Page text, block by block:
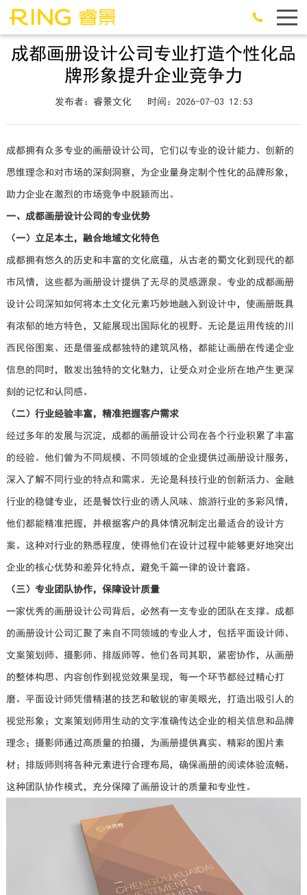
成都画册设计公司专业打造个性化品
牌形象提升企业竞争力
发布者：睿景文化 时间：2026-07-03 12:53
成都拥有众多专业的画册设计公司，它们以专业的设计能力、创新的
思维理念和对市场的深刻洞察，为企业量身定制个性化的品牌形象，
助力企业在激烈的市场竞争中脱颖而出。
一、成都画册设计公司的专业优势
（一）立足本土，融合地域文化特色
成都拥有悠久的历史和丰富的文化底蕴，从古老的蜀文化到现代的都
市风情，这些都为画册设计提供了无尽的灵感源泉。专业的成都画册
设计公司深知如何将本土文化元素巧妙地融入到设计中，使画册既具
有浓郁的地方特色，又能展现出国际化的视野。无论是运用传统的川
西民俗图案、还是借鉴成都独特的建筑风格，都能让画册在传递企业
信息的同时，散发出独特的文化魅力，让受众对企业所在地产生更深
刻的记忆和认同感。
（二）行业经验丰富，精准把握客户需求
经过多年的发展与沉淀，成都的画册设计公司在各个行业积累了丰富
的经验。他们曾为不同规模、不同领域的企业提供过画册设计服务，
深入了解不同行业的特点和需求。无论是科技行业的创新活力、金融
行业的稳健专业，还是餐饮行业的诱人风味、旅游行业的多彩风情，
他们都能精准把握，并根据客户的具体情况制定出最适合的设计方
案。这种对行业的熟悉程度，使得他们在设计过程中能够更好地突出
企业的核心优势和差异化特点，避免千篇一律的设计套路。
（三）专业团队协作，保障设计质量
一家优秀的画册设计公司背后，必然有一支专业的团队在支撑。成都
的画册设计公司汇聚了来自不同领域的专业人才，包括平面设计师、
文案策划师、摄影师、排版师等。他们各司其职，紧密协作，从画册
的整体构思、内容创作到视觉效果呈现，每一个环节都经过精心打
磨。平面设计师凭借精湛的技艺和敏锐的审美眼光，打造出吸引人的
视觉形象；文案策划师用生动的文字准确传达企业的相关信息和品牌
理念；摄影师通过高质量的拍摄，为画册提供真实、精彩的图片素
材；排版师则将各种元素进行合理布局，确保画册的阅读体验流畅。
这种团队协作模式，充分保障了画册设计的质量和专业性。